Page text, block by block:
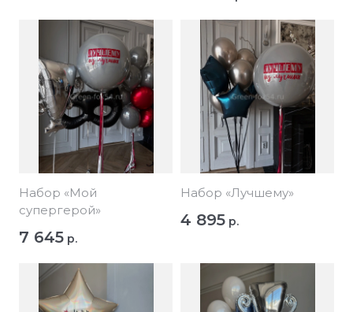
Набор «Мой
супергерой»
7 645 р.
Набор «Лучшему»
4 895 р.